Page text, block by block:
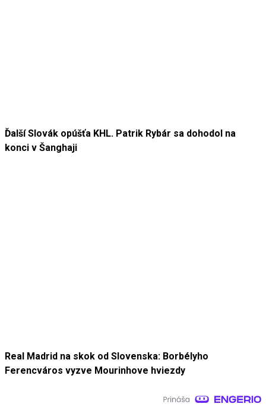
Ďalší Slovák opúšťa KHL. Patrik Rybár sa dohodol na
konci v Šanghaji
Real Madrid na skok od Slovenska: Borbélyho
Ferencváros vyzve Mourinhove hviezdy